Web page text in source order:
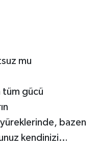
mu
tüm gücü
yüreklerinde, bazen
kendinizi…